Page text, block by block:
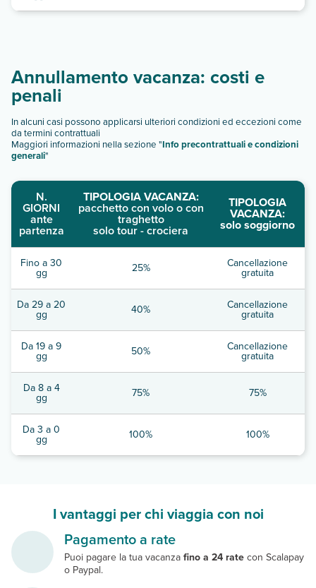
Annullamento vacanza: costi e
penali
In alcuni casi possono applicarsi ulteriori condizioni ed eccezioni come
da termini contrattuali
Maggiori informazioni nella sezione "Info precontrattuali e condizioni
generali"
N.
GIORNI
ante
partenza
TIPOLOGIA VACANZA:
pacchetto con volo o con
traghetto
solo tour - crociera
TIPOLOGIA
VACANZA:
solo soggiorno
Fino a 30
gg 25% Cancellazione
gratuita
Da 29 a 20
gg 40% Cancellazione
gratuita
Da 19 a 9
gg 50% Cancellazione
gratuita
Da 8 a 4
gg 75% 75%
Da 3 a 0
gg 100% 100%
I vantaggi per chi viaggia con noi
Pagamento a rate
Puoi pagare la tua vacanzafino a 24 ratecon Scalapay
o Paypal.